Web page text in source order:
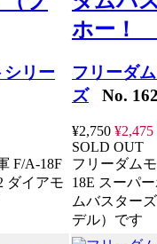
シリー
F/A-18F
ダイアモ
ホー！
フリーダ
ズNo.
¥2,750 ¥2,475
SOLD OUT
フリーダム
18E スーパ
ムバスター
デル）です